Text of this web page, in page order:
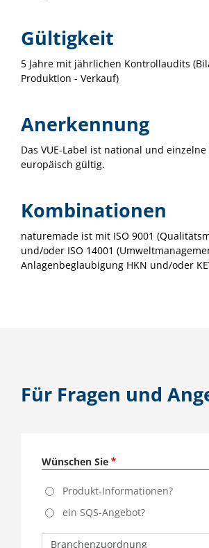
Gültigkeit
5 Jahre mit jährlichen Kontrollaudits
Produktion - Verkauf)
Anerkennung
Das VUE-Label ist national und
europäisch gültig.
Kombinationen
naturemade ist mit ISO 9001
und/oder ISO 14001
Anlagenbeglaubigung HKN und/oder
Für Fragen und
Wünschen Sie
Produkt-Informationen?
ein SQS-Angebot?